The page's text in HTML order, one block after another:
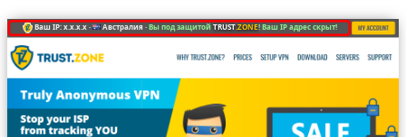
Ваш IP: x.x.x.x · Австралия ·Вы под защитойTRUST.ZONE! Ваш IP адрес скрыт!